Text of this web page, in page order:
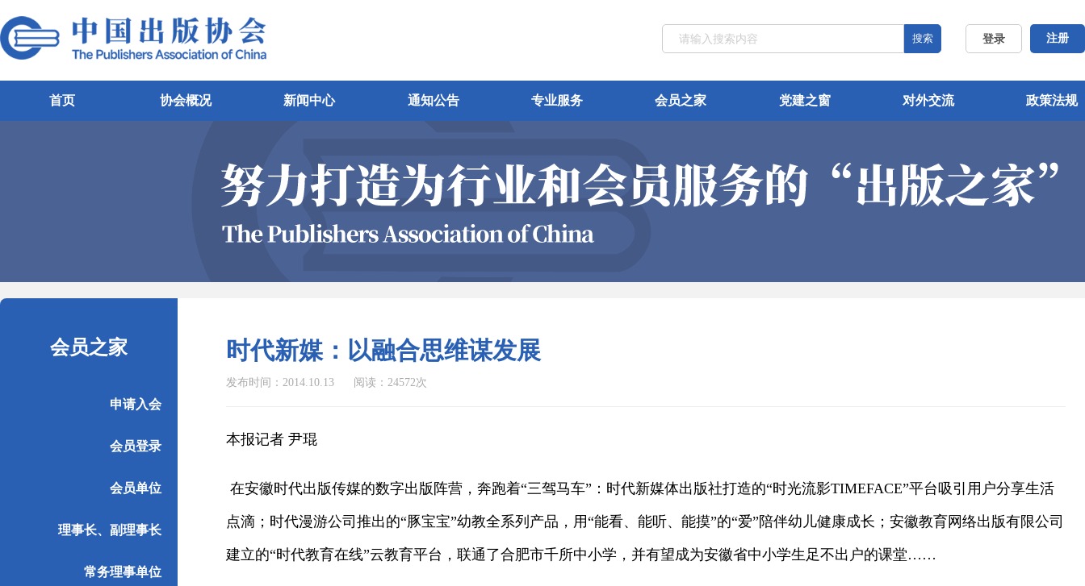
登录 注册
搜索
首页 协会概况 新闻中心 通知公告 专业服务 会员之家 党建之窗 对外交流 政策法规
会员之家
申请入会
会员登录
会员单位
理事长、副理事长
常务理事单位
时代新媒：以融合思维谋发展
发布时间：2014.10.13 阅读：24572次
本报记者 尹琨
在安徽时代出版传媒的数字出版阵营，奔跑着“三驾马车”：时代新媒体出版社打造的“时光流影TIMEFACE”平台吸引用户分享生活
点滴；时代漫游公司推出的“豚宝宝”幼教全系列产品，用“能看、能听、能摸”的“爱”陪伴幼儿健康成长；安徽教育网络出版有限公司
建立的“时代教育在线”云教育平台，联通了合肥市千所中小学，并有望成为安徽省中小学生足不出户的课堂……